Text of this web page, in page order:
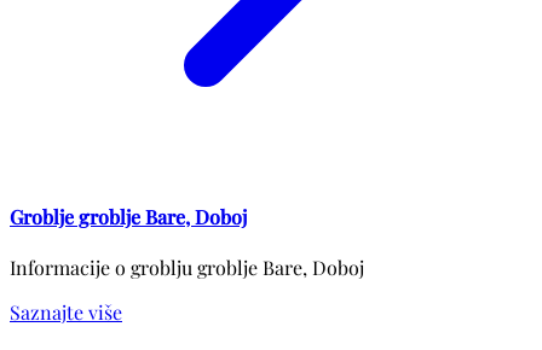
Groblje groblje Bare, Doboj
Informacije o groblju groblje Bare, Doboj
Saznajte više